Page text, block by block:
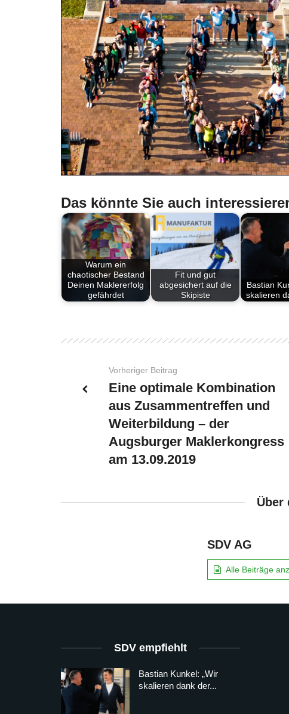
Das könnte Sie auch
Warum ein
chaotischer Bestand
Deinen Maklererfolg
gefährdet
Fit und gut
abgesichert auf die
Skipiste
Bastian
skalieren
Vorheriger Beitrag
Eine optimale Kombination
aus Zusammentreffen und
Weiterbildung – der
Augsburger Maklerkongress
am 13.09.2019
Über
SDV AG
Alle Beiträge
SDV empfiehlt
Bastian Kunkel: „Wir
skalieren dank der...